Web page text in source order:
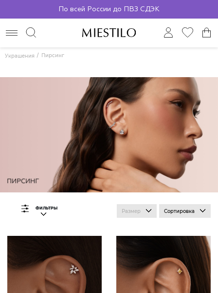
По всей России до ПВЗ СДЭК
Украшения Пирсинг
ФИЛЬТРЫ Размер Сортировка